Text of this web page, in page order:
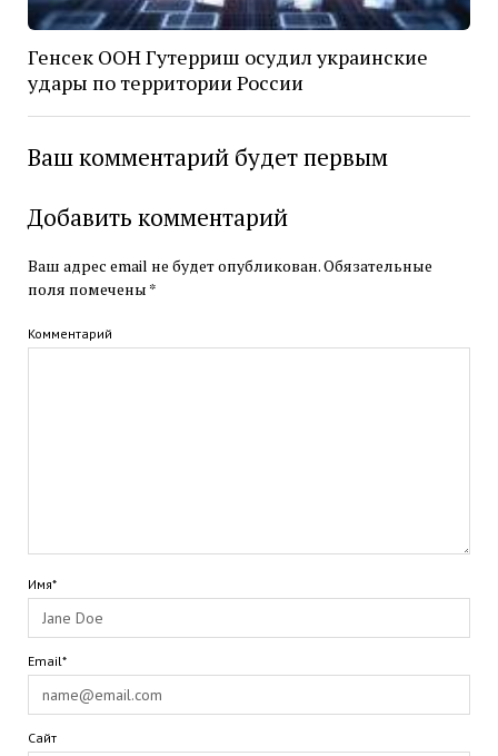
Генсек ООН Гутерриш осудил украинские
удары по территории России
Ваш комментарий будет первым
Добавить комментарий
Ваш адрес email не будет опубликован.Обязательные
поля помечены *
Комментарий
Имя*
Email*
Сайт